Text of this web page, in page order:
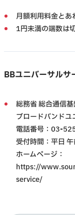
月額利用料金と
1円未満の端数は
BBユニバーサルサ
総務省 総合通信
ブロードバンド
電話番号：03-
受付時間：平日
ホームページ：
https://
service/